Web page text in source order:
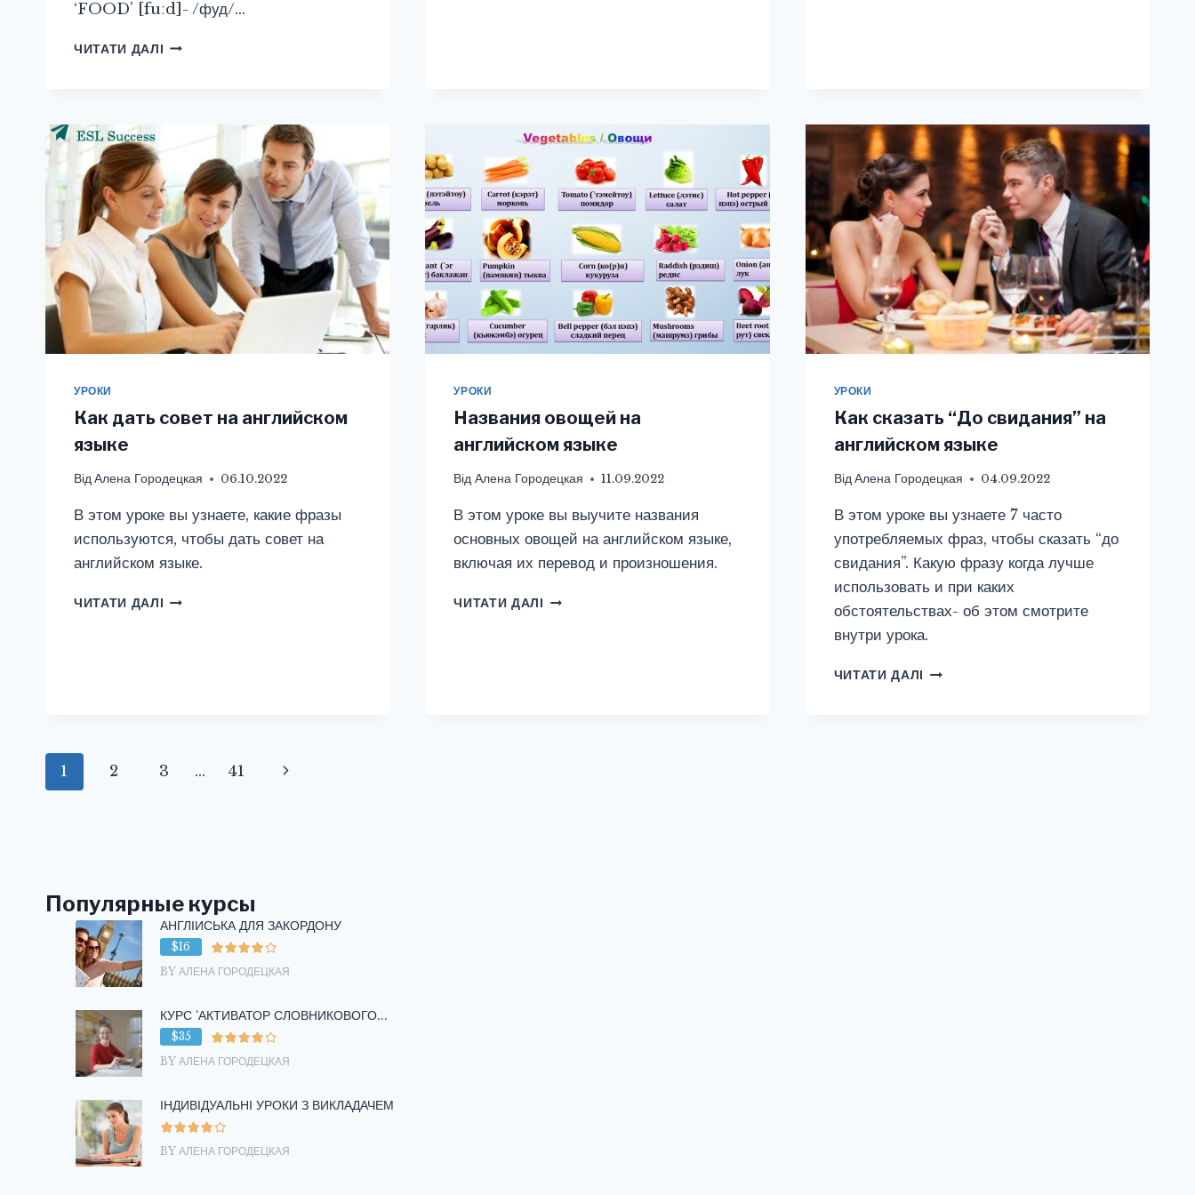
‘FOOD’ [fuːd]- /фуд/…
ЧИТАТИ ДАЛІ В
DISH?
УРОКИ
Как дать совет на английском
языке
ВідАлена Городецкая 06.10.2022
В этом уроке вы узнаете, какие фразы
используются, чтобы дать совет на
английском языке.
ЧИТАТИ ДАЛІ КАК
УРОКИ
Названия овощей на
английском языке
Від Алена Городецкая 11.09.2022
В этом уроке вы выучите названия
основных овощей на английском языке,
включая их перевод и произношения.
ЧИТАТИ ДАЛІ НАЗВАНИЯ
УРОКИ
Как сказать “До свидания” на
английском языке
ВідАлена Городецкая 04.09.2022
В этом уроке вы узнаете 7 часто
употребляемых фраз, чтобы сказать “до
свидания”. Какую фразу когда лучше
использовать и при каких
обстоятельствах- об этом смотрите
внутри урока.
ЧИТАТИ ДАЛІ КАК
Навігація
за
1 2 3 … 41
Наступна
Популярные курсы
АНГЛІЙСЬКА ДЛЯ ЗАКОРДОНУ
$16
BY АЛЕНА ГОРОДЕЦКАЯ
КУРС ‘АКТИВАТОР СЛОВНИКОВОГО...
$35
BY АЛЕНА ГОРОДЕЦКАЯ
ІНДИВІДУАЛЬНІ УРОКИ З ВИКЛАДАЧЕМ
BY АЛЕНА ГОРОДЕЦКАЯ